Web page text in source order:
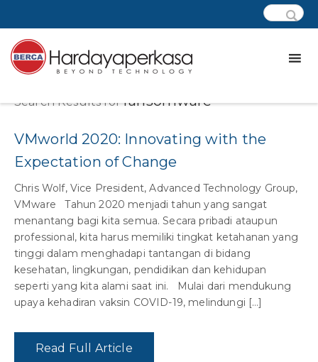
Search Results forransomware
VMworld 2020: Innovating with the
Expectation of Change
Chris Wolf, Vice President, Advanced Technology Group,
VMware Tahun 2020 menjadi tahun yang sangat
menantang bagi kita semua. Secara pribadi ataupun
professional, kita harus memiliki tingkat ketahanan yang
tinggi dalam menghadapi tantangan di bidang
kesehatan, lingkungan, pendidikan dan kehidupan
seperti yang kita alami saat ini. Mulai dari mendukung
upaya kehadiran vaksin COVID-19, melindungi […]
Read Full Article